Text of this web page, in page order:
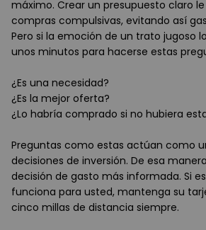
máximo. Crear un presupuesto claro
compras compulsivas, evitando así
Pero si la emoción de un trato jugoso
unos minutos para hacerse estas
¿Es una necesidad?
¿Es la mejor oferta?
¿Lo habría comprado si no hubiera
Preguntas como estas actúan como
decisiones de inversión. De esa
decisión de gasto más informada. Si
funciona para usted, mantenga su
cinco millas de distancia siempre.